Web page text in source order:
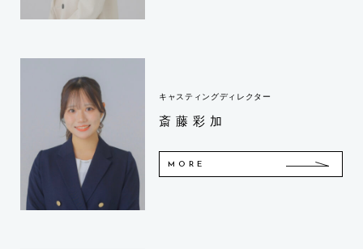
キャスティングディレクター
斎藤彩加
MORE